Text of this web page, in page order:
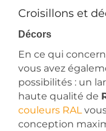
Croisillons et
Décors
En ce qui
vous avez
possibilités : un
haute qualité de
couleurs RAL
conception